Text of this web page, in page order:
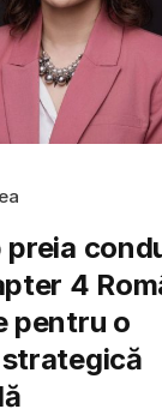
4
pentru o